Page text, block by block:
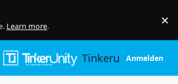
Learn more. ×
TinkerunityAnmelden